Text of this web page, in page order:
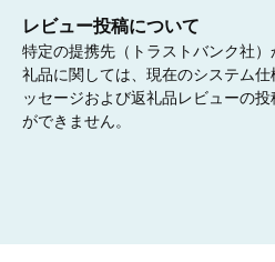
参画と協働によるまちづく
市民協働推進事業、ボランティア
レビュー投稿について
特定の提携先（トラストバンク社
礼品に関しては、現在のシステム
ッセージおよび返礼品レビューの
ができません。